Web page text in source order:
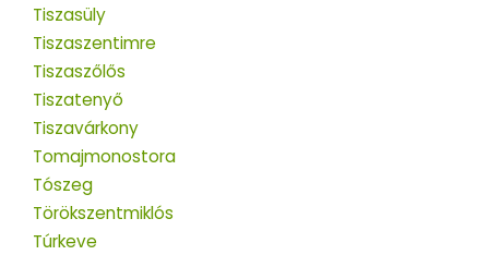
Tiszasüly
Tiszaszentimre
Tiszaszőlős
Tiszatenyő
Tiszavárkony
Tomajmonostora
Tószeg
Törökszentmiklós
Túrkeve